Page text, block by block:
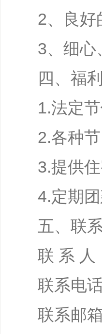
2、良好
3、细心
四、福
1.法定
2.各种
3.提供
4.定期
五、联
联 系 人
联系电
联系邮箱